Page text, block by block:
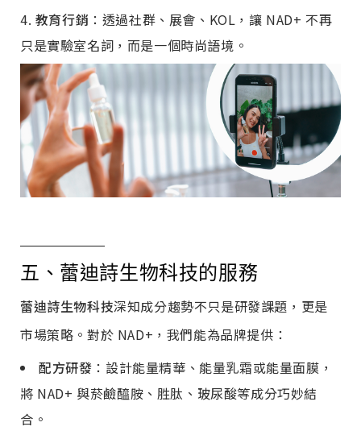
教育行銷 ：透過社群、展會、KOL，讓 NAD+ 不再
只是實驗室名詞，而是一個時尚語境。
五、蕾迪詩生物科技的服務
蕾迪詩生物科技深知成分趨勢不只是研發課題，更是
市場策略。對於 NAD+，我們能為品牌提供：
配方研發 ：設計能量精華、能量乳霜或能量面膜，
將 NAD+ 與菸鹼醯胺、胜肽、玻尿酸等成分巧妙結
合。